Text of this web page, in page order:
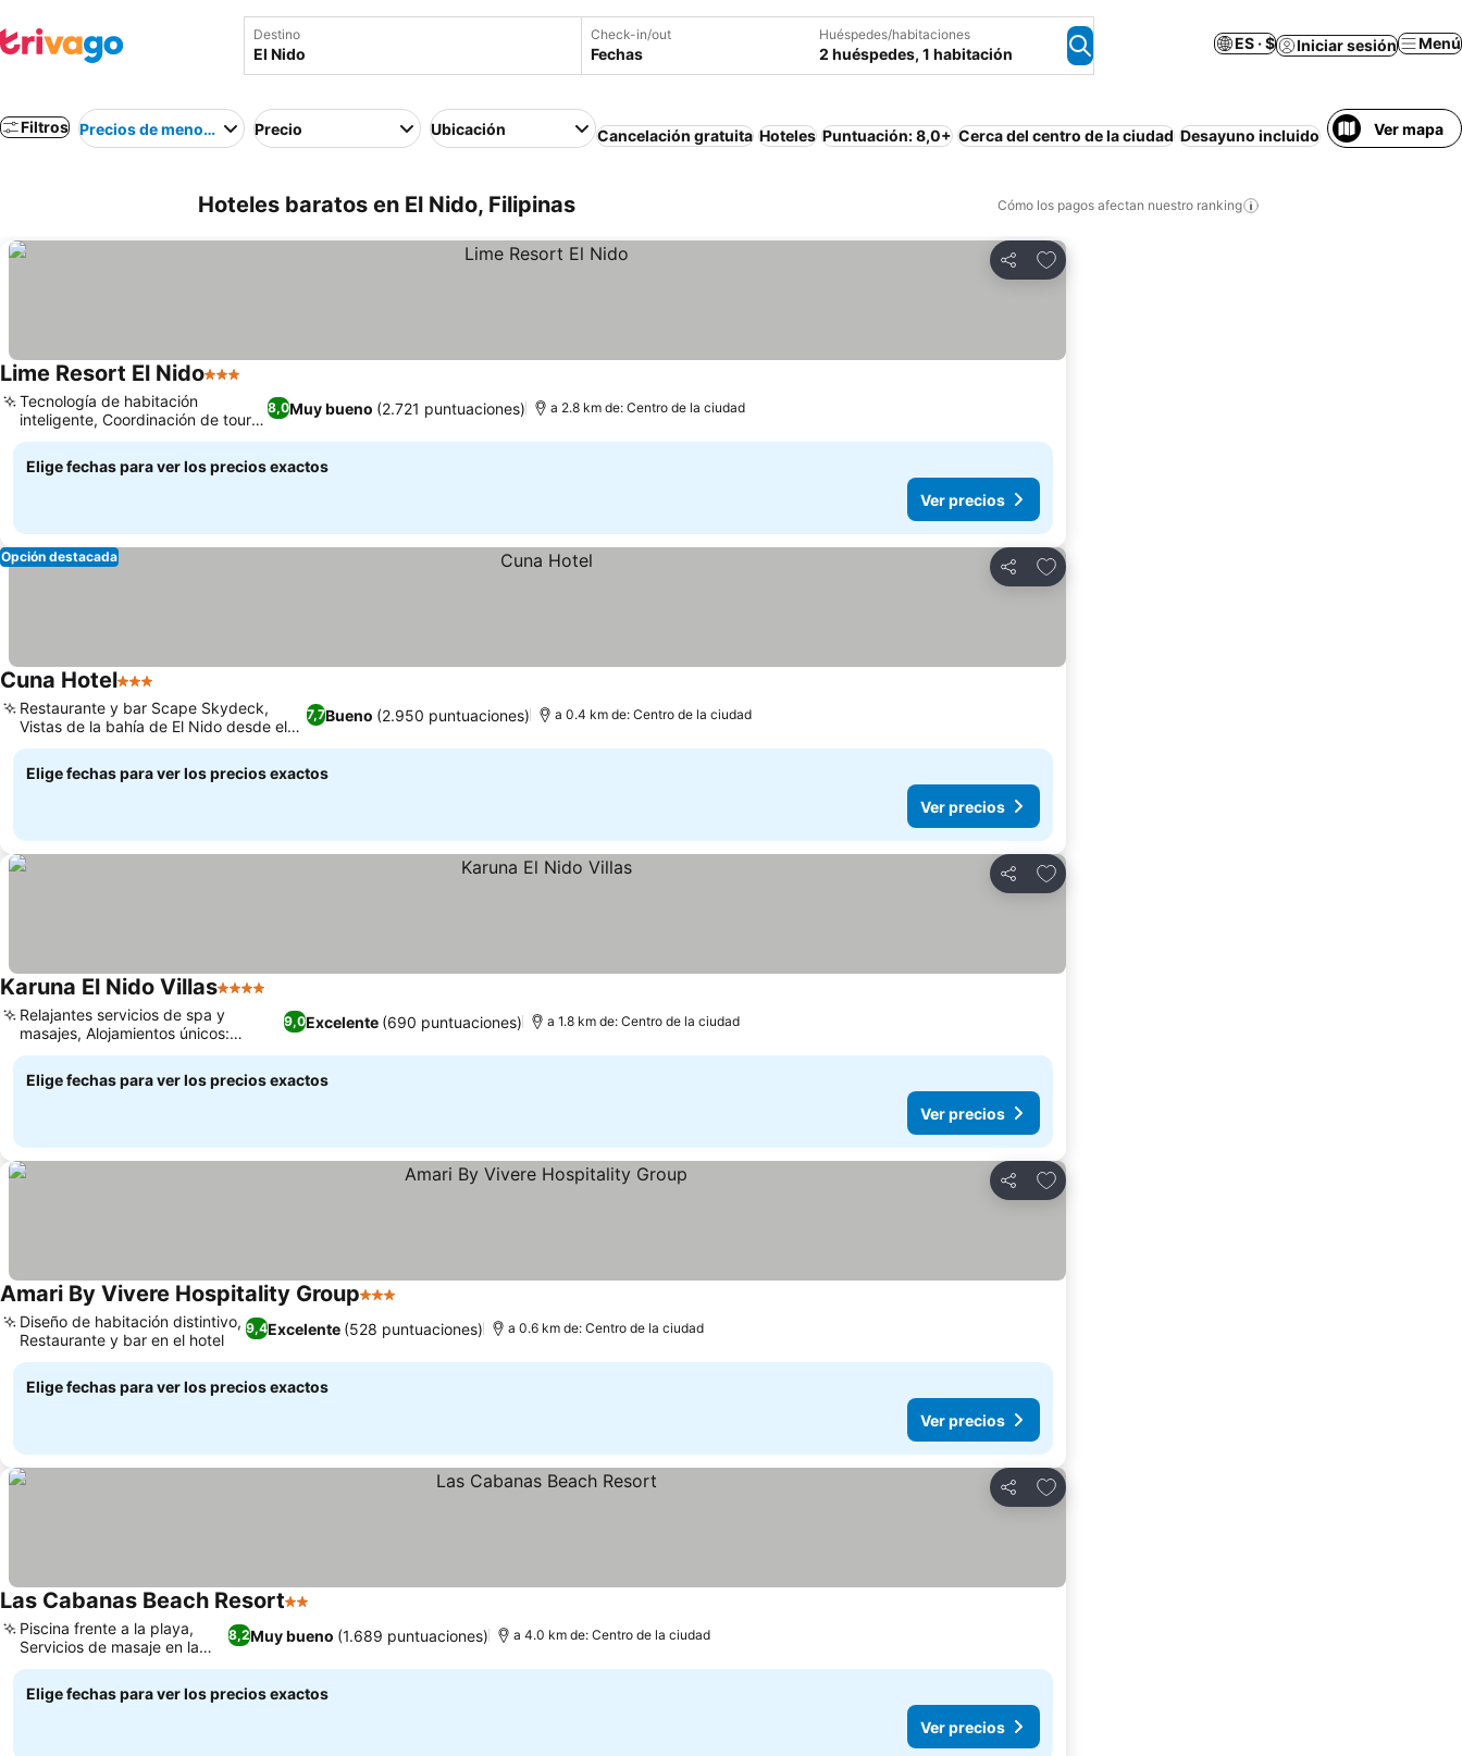
Destino Check-in/out
Fechas
Huéspedes/habitaciones
2 huéspedes, 1 habitación
ES · $ Iniciar sesión Menú
Filtros Precios de menor a mayorPrecio Ubicación Cancelación gratuita Hoteles Puntuación: 8,0+ Cerca del centro de la ciudad Desayuno incluido Playa Piscina
Ver mapa
Hoteles baratos en El Nido, Filipinas Cómo los pagos afectan nuestro ranking
Compartir
Agregar a favoritos
Lime Resort El Nido3 Estrellas
8,0Muy bueno (2.721 puntuaciones)
Tecnología de habitación
inteligente, Coordinación de tours
por las islas
a 2.8 km de: Centro de la ciudad
Elige fechas para ver los precios exactos
Ver precios
Compartir
Agregar a favoritos
Opción destacada
Cuna Hotel3 Estrellas
7,7Bueno (2.950 puntuaciones)
Restaurante y bar Scape Skydeck,
Vistas de la bahía de El Nido desde el
Skydeck
a 0.4 km de: Centro de la ciudad
Elige fechas para ver los precios exactos
Ver precios
Compartir
Agregar a favoritos
Karuna El Nido Villas4 Estrellas
9,0Excelente (690 puntuaciones)
Relajantes servicios de spa y
masajes, Alojamientos únicos:
glamping y lofts
a 1.8 km de: Centro de la ciudad
Elige fechas para ver los precios exactos
Ver precios
Compartir
Agregar a favoritos
Amari By Vivere Hospitality Group3 Estrellas
9,4Excelente (528 puntuaciones)
Diseño de habitación distintivo,
Restaurante y bar en el hotel
a 0.6 km de: Centro de la ciudad
Elige fechas para ver los precios exactos
Ver precios
Compartir
Agregar a favoritos
Las Cabanas Beach Resort2 Estrellas
8,2Muy bueno (1.689 puntuaciones)
Piscina frente a la playa,
Servicios de masaje en la
playa
a 4.0 km de: Centro de la ciudad
Elige fechas para ver los precios exactos
Ver precios